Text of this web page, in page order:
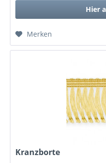
Hier
Merken
Kranzborte